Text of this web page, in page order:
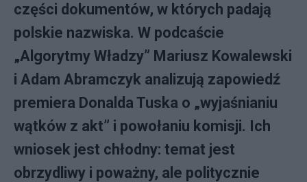
części dokumentów, w których padają
polskie nazwiska. W podcaście
„Algorytmy Władzy” Mariusz Kowalewski
i Adam Abramczyk analizują zapowiedź
premiera Donalda Tuska o „wyjaśnianiu
wątków z akt” i powołaniu komisji. Ich
wniosek jest chłodny: temat jest
obrzydliwy i poważny, ale politycznie